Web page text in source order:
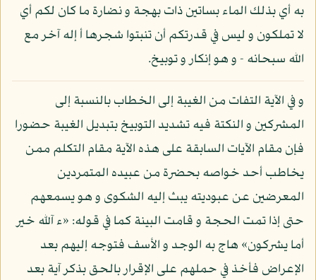
به أي بذلك الماء بساتين ذات بهجة و نضارة ما كان لكم أي
لا تملكون و ليس في قدرتكم أن تنبتوا شجرها أ إله آخر مع
الله سبحانه - و هو إنكار و توبيخ.
و في الآية التفات من الغيبة إلى الخطاب بالنسبة إلى
المشركين و النكتة فيه تشديد التوبيخ بتبديل الغيبة حضورا
فإن مقام الآيات السابقة على هذه الآية مقام التكلم ممن
يخاطب أحد خواصه بحضرة من عبيده المتمردين
المعرضين عن عبوديته يبث إليه الشكوى و هو يسمعهم
حتى إذا تمت الحجة و قامت البينة كما في قوله: «ء آلله خير
أما يشركون» هاج به الوجد و الأسف فتوجه إليهم بعد
الإعراض فأخذ في حملهم على الإقرار بالحق بذكر آية بعد